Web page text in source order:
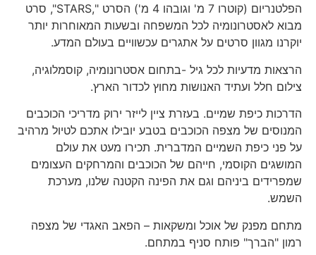
הפלטנריום (קוטרו 7 מ' וגובהו 4 מ') הסרט ",STARS", סרט
מבוא לאסטרונומיה לכל המשפחה ובשעות המאוחרות יותר
יוקרנו מגוון סרטים על אתגרים עכשוויים בעולם המדע.
הרצאות מדעיות לכל גיל -בתחום אסטרונומיה, קוסמלוגיה,
צילום חלל ועתיד האנושות מחוץ לכדור הארץ.
הדרכות כיפת שמיים. בעזרת ציין לייזר ירוק מדריכי הכוכבים
המנוסים של מצפה הכוכבים בטבע יובילו אתכם לטיול מרהיב
על פני כיפת השמיים המדברית. תכירו מעט את עולם
המושגים הקוסמי, חייהם של הכוכבים והמרחקים העצומים
שמפרידים ביניהם וגם את הפינה הקטנה שלנו, מערכת
השמש.
מתחם מפנק של אוכל ומשקאות – הפאב האגדי של מצפה
רמון "הברך" פותח סניף במתחם.